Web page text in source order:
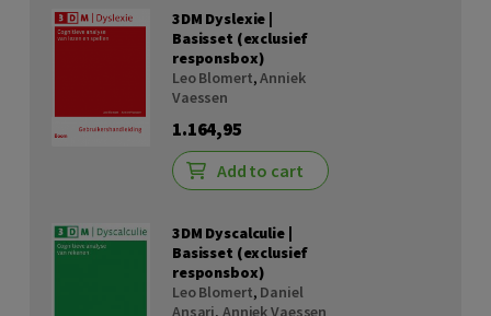
3DM Dyslexie |
Basisset (exclusief
responsbox)
Leo Blomert,Anniek
Vaessen
1.164,95
Add to cart
3DM Dyscalculie |
Basisset (exclusief
responsbox)
Leo Blomert, Daniel
Ansari, Anniek Vaessen